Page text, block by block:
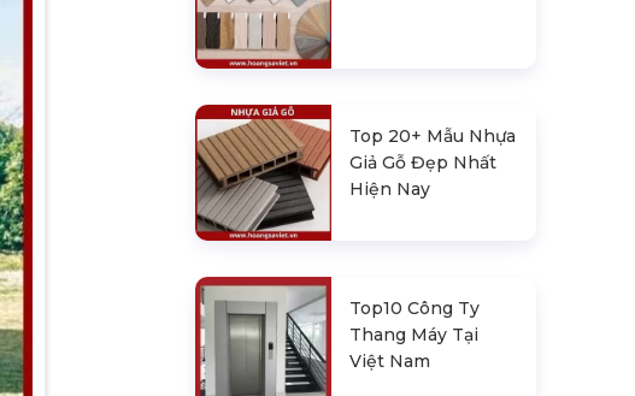
Top 20+ Mẫu Nhựa
Giả Gỗ Đẹp Nhất
Hiện Nay
Top10 Công Ty
Thang Máy Tại
Việt Nam